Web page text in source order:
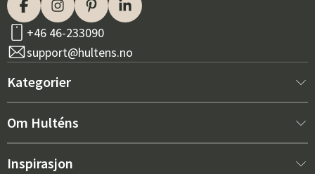
+46 46-233090
support@hultens.no
Kategorier
Nytt hos oss
Om Hulténs
Om Hulténs
Inspirasjon